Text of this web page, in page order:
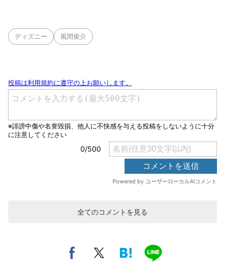
ディズニー 風間俊介
全てのコメントを見る